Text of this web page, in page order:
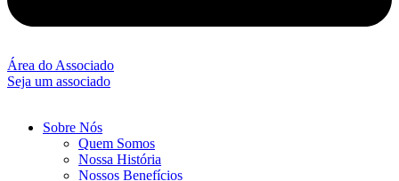
Área do Associado
Seja um associado
Sobre Nós
Quem Somos
Nossa História
Nossos Benefícios